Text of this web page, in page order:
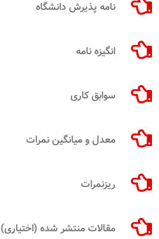
نامه پذیرش دانشگاه
انگیزه نامه
سوابق کاری
معدل و میانگین نمرات
ریزنمرات
مقالات منتشر شده (اختیاری)